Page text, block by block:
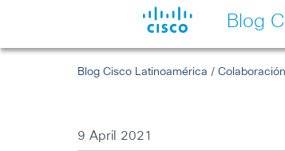
Blog
Blog Cisco Latinoamérica /Colaboración
9 April 2021